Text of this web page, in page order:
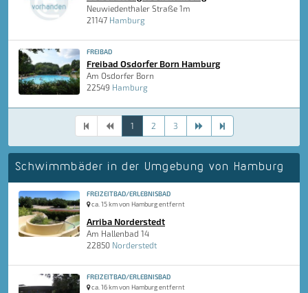
Neuwiedenthaler Straße 1m
21147 Hamburg
FREIBAD
Freibad Osdorfer Born Hamburg
Am Osdorfer Born
22549 Hamburg
1 2 3
Schwimmbäder in der Umgebung von Hamburg
FREIZEITBAD/ERLEBNISBAD
ca. 15 km von Hamburg entfernt
Arriba Norderstedt
Am Hallenbad 14
22850 Norderstedt
FREIZEITBAD/ERLEBNISBAD
ca. 16 km von Hamburg entfernt